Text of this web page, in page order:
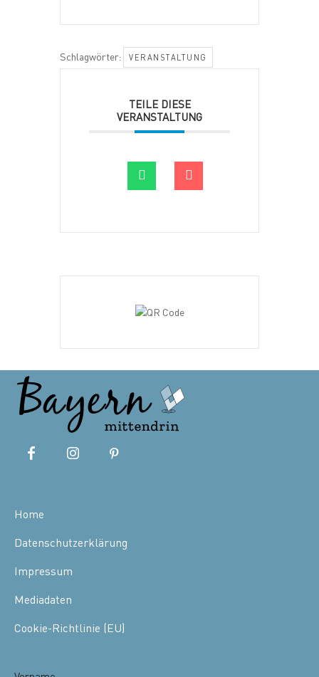
Schlagwörter: VERANSTALTUNG
TEILE DIESE
VERANSTALTUNG
Home
Datenschutzerklärung
Impressum
Mediadaten
Cookie-Richtlinie (EU)